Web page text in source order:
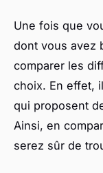
Une fois que
dont vous avez
comparer les
choix. En effet,
qui proposent
Ainsi, en
serez sûr de